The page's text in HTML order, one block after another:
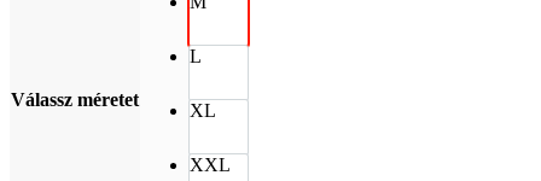
Válassz méretet
L
XL
XXL